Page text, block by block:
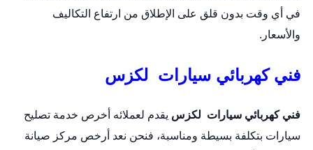
في أي وقت بدون قلق على الإطلاق من ارتفاع التكاليف
والأسعار.
فني كهربائي سيارات لكزس
فني كهربائي سيارات لكزس يقدم لعملائه أخرص خدمة تصليح
سيارات بتكلفة بسيطة ومناسبة، فنحن نعد أرخص مركز صيانة